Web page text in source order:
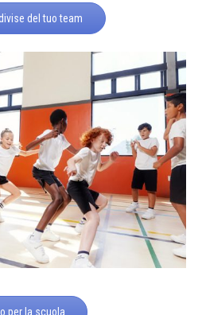
del tuo team
per la scuola